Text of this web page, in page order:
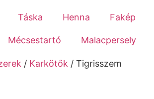
Táska Henna Fakép
Mécsestartó Malacpersely
/ Karkötők / Tigrisszem